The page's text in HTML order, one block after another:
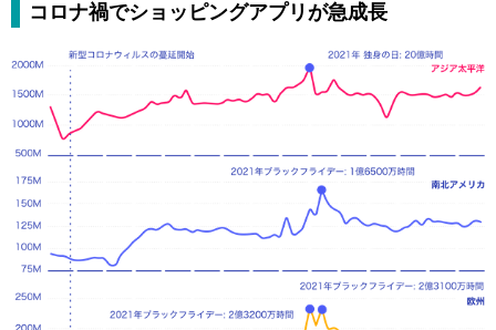
コロナ禍でショッピングアプリが急成長